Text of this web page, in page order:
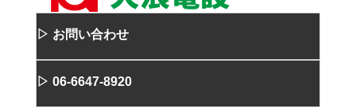
▷ お問い合わせ
▷ 06-6647-8920